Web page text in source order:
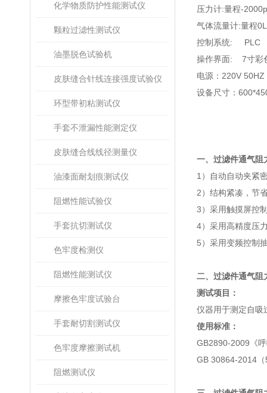
化学物质防护性能测试仪
颗粒过滤性测试仪
油墨脱色试验机
皮肤缝合针线连接强度试验仪
环型带初粘测试仪
手套不泄漏性能测定仪
皮肤缝合线线径测量仪
油漆面耐划痕测试仪
阻燃性能试验仪
手套抗切测试仪
色牢度检测仪
阻燃性能测试仪
摩擦色牢度试验台
手套耐切割测试仪
色牢度摩擦测试机
阻燃测试仪
压力计:量程-
气体流量计:量程
控制系统: PLC
操作界面: 7寸彩
电源： 220V
设备尺寸：
一、 过滤件通气阻
1 ）自动自动夹紧
2）结构紧凑，节
3）采用触摸屏控
4）采用高精度压
5）采用变频控制
二、 过滤件通气阻
测试项目：
仪器用于测定自吸
使用标准：
GB2890-2009 《
GB 30864-2014 （